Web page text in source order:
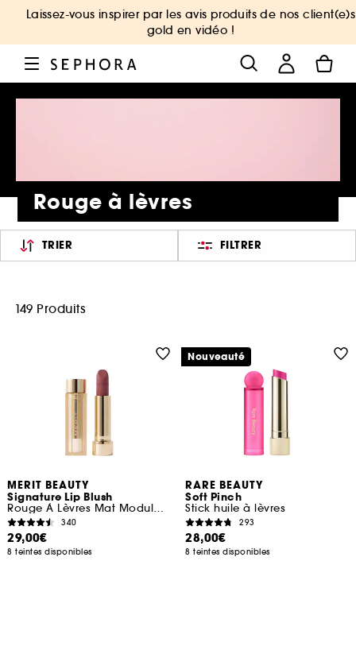
Laissez-vous inspirer par les avis produits de nos client(e)s
gold en vidéo !
Rouge à lèvres
TRIER FILTRER
149 Produits
MERIT BEAUTY
Signature Lip Blush
Rouge À Lèvres Mat Modulable
340
29,00€
8 teintes disponibles
RARE BEAUTY
Soft Pinch
Stick huile à lèvres
293
28,00€
8 teintes disponibles
Nouveauté